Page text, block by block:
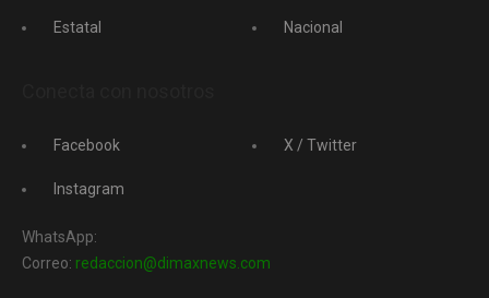
Estatal Nacional
Facebook
Instagram
X / Twitter
WhatsApp:
Correo: redaccion@dimaxnews.com